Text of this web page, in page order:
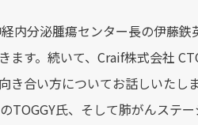
内分泌腫瘍センター長の伊藤
す。続いて、Craif株式会社
き合い方についてお話しいたし
TOGGY氏、そして肺がんステ